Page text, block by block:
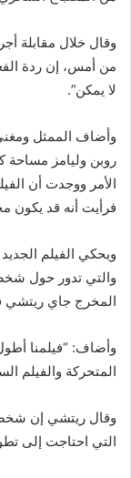
وقال خلال مقابلة
من أمس، إن ردة
لا يمكن”.
روبن وليامز
الأمر ووجدت أن
فرأيت أنه قد يكون
ويحكي الفيلم
والتي تدور حول
المخرج جاي ريتشي
وأضاف: “فيلمنا
المتحركة والفيلم
وقال ريتشي إن
التي احتاجت إلى